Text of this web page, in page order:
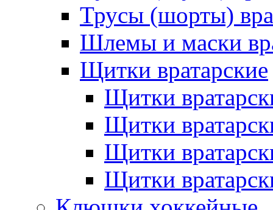
Трусы (шорты)
Шлемы и маски
Щитки вратарские
Щитки
Щитки
Щитки
Щитки